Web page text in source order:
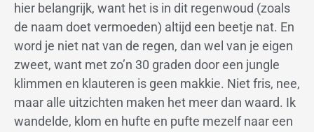
hier belangrijk, want het is in dit regenwoud (zoals
de naam doet vermoeden) altijd een beetje nat. En
word je niet nat van de regen, dan wel van je eigen
zweet, want met zo’n 30 graden door een jungle
klimmen en klauteren is geen makkie. Niet fris, nee,
maar alle uitzichten maken het meer dan waard. Ik
wandelde, klom en hufte en pufte mezelf naar een